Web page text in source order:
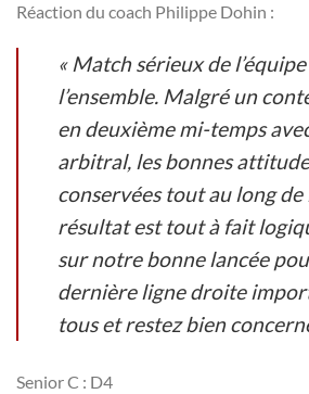
Réaction du coach Philippe Dohin :
« Match sérieux de
l’ensemble. Malgré un
en deuxième mi-temps
arbitral, les bonnes
conservées tout au long
résultat est tout à fait
sur notre bonne lancée
dernière ligne droite
tous et restez bien
Senior C : D4